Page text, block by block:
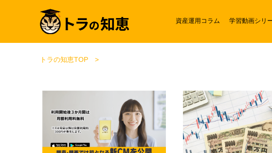
資産運用コラム 学習動画シリ
トラの知恵TOP